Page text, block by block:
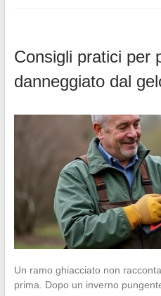
Consigli pratici per
danneggiato dal
Un ramo ghiacciato non
prima. Dopo un inverno